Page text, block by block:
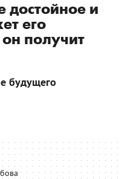
достойное и
его
получит
будущего